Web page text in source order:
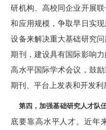
研机构、高校同企业开展
和应用规模，争取早日实
设备来解决重大基础研究
期刊，建设具有国际影响
高水平国际学术会议，鼓
期刊、平台上发表和开发利
第四，加强基础研究人才队
底要靠高水平人才。近年